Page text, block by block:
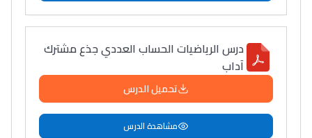
التعليم الثانوي الإعدادي
Post-Bac
+ de 78 Sujets
Interviews/Vidéos
درس الرياضيات الحساب العددي جذع مشترك
آداب
تحميل الدرس
مشاهدة الدرس